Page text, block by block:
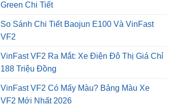
Green Chi Tiết
So Sánh Chi Tiết Baojun E100 Và VinFast
VF2
VinFast VF2 Ra Mắt: Xe Điện Đô Thị Giá Chỉ
188 Triệu Đồng
VinFast VF2 Có Mấy Màu? Bảng Màu Xe
VF2 Mới Nhất 2026